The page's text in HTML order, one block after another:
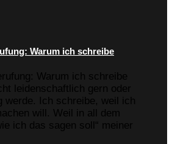
Warum ich schreibe
Warum ich schreibe
leidenschaftlich gern oder
werde. Ich schreibe, weil ich
will. Weil in all dem
ich das sagen soll“ meiner